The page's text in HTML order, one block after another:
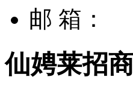
邮 箱：
仙娉莱招